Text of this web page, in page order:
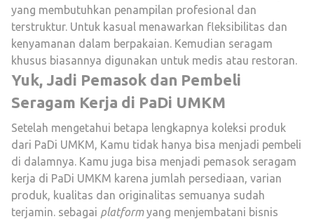
yang membutuhkan penampilan profesional dan
terstruktur. Untuk kasual menawarkan fleksibilitas dan
kenyamanan dalam berpakaian. Kemudian seragam
khusus biasannya digunakan untuk medis atau restoran.
Yuk, Jadi Pemasok dan Pembeli
Seragam Kerja di PaDi UMKM
Setelah mengetahui betapa lengkapnya koleksi produk
dari PaDi UMKM, Kamu tidak hanya bisa menjadi pembeli
di dalamnya. Kamu juga bisa menjadi pemasok seragam
kerja di PaDi UMKM karena jumlah persediaan, varian
produk, kualitas dan originalitas semuanya sudah
terjamin. sebagai platformyang menjembatani bisnis